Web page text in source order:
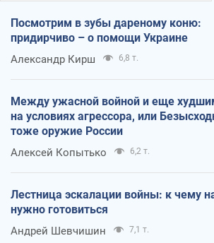
Посмотрим в зубы дареному коню:
придирчиво – о помощи Украине
Александр Кирш 6,8 т.
Между ужасной войной и еще
на условиях агрессора, или
тоже оружие России
Алексей Копытько 6,2 т.
Лестница эскалации войны: к чему
нужно готовиться
Андрей Шевчишин 7,1 т.